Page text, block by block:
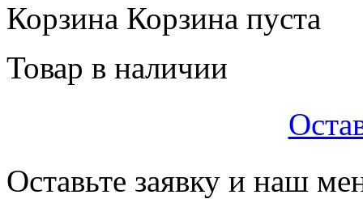
Корзина Корзина пуста
Товар в наличии
Оставьте заявку и наш